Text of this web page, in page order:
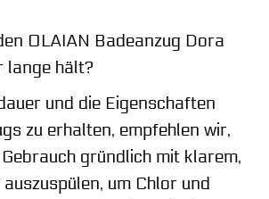
OLAIAN Badeanzug Dora
lange hält?
und die Eigenschaften
zu erhalten, empfehlen wir,
gründlich mit klarem,
um Chlor und